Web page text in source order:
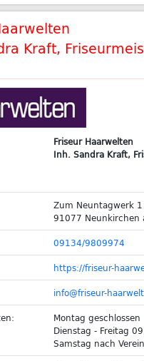
Kraft,
Friseur Haarwelten
Inh. Sandra Kraft,
Zum Neuntagwerk 1
91077 Neunkirchen
09134/9809974
https://friseur-
info@friseur-
Montag geschlossen
Dienstag - Freitag
Samstag nach